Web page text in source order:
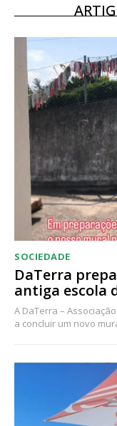
Ofertas
SOCIEDADE
DaTerra
antiga escola
A DaTerra –
a concluir um novo